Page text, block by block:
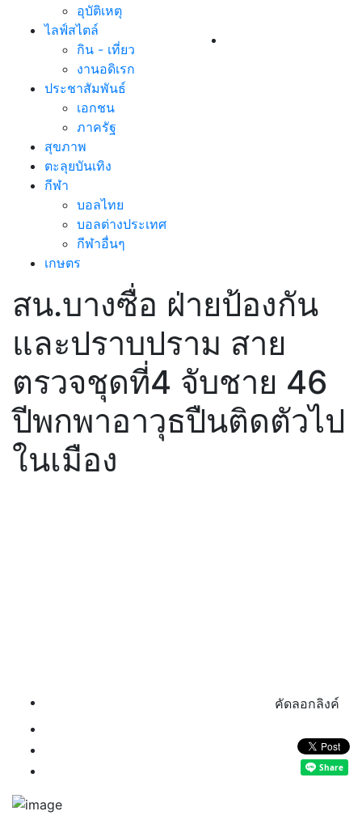
อุบัติเหตุ
ไลฟ์สไตล์
กิน - เที่ยว
งานอดิเรก
ประชาสัมพันธ์
เอกชน
ภาครัฐ
สุขภาพ
ตะลุยบันเทิง
กีฬา
บอลไทย
บอลต่างประเทศ
กีฬาอื่นๆ
เกษตร
สน.บางซื่อ ฝ่ายป้องกัน
และปราบปราม สาย
ตรวจชุดที่4 จับชาย 46
ปีพกพาอาวุธปืนติดตัวไป
ในเมือง
คัดลอกลิงค์